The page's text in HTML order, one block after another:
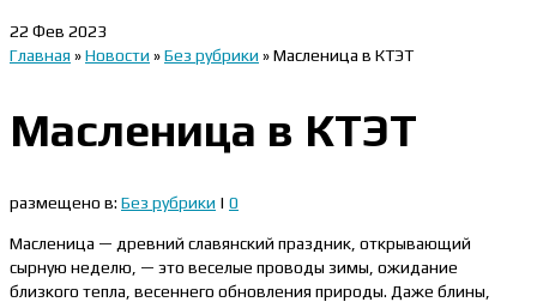
22 Фев 2023
Главная »Новости »Без рубрики »Масленица в КТЭТ
Масленица в КТЭТ
размещено в: Без рубрики | 0
Масленица — древний славянский праздник, открывающий
сырную неделю, — это веселые проводы зимы, ожидание
близкого тепла, весеннего обновления природы. Даже блины,